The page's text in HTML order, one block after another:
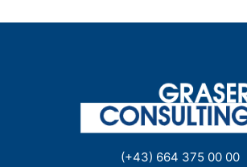
(+43) 664 375 00 00